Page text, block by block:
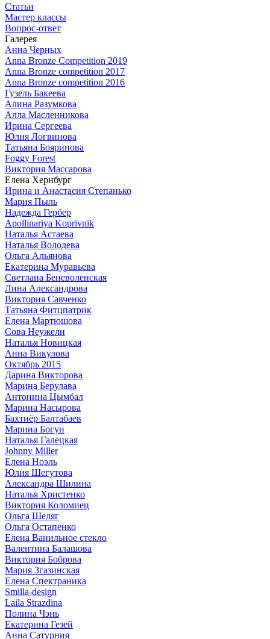
Статьи
Мастер классы
Вопрос-ответ
Галерея
Анна Черных
Anna Bronze Competition 2019
Anna Bronze competition 2017
Anna Bronze competition 2016
Гузель Бакеева
Алина Разумкова
Алла Масленникова
Ирина Сергеева
Юлия Логвинова
Татьяна Бояринова
Foggy Forest
Виктория Массарова
Елена Хернбург
Ирина и Анастасия Степанько
Мария Пыль
Надежда Гербер
Apollinariya Koprivnik
Наталья Астаева
Наталья Володева
Ольга Альянова
Екатерина Муравьева
Светлана Беневоленская
Лина Александрова
Виктория Савченко
Татьяна Фитцпатрик
Елена Мартюшова
Сова Неужели
Наталья Новицкая
Анна Викулова
Октябрь 2015
Дарина Викторова
Марина Берулава
Антонина Цымбал
Марина Насырова
Бахтиёр Балтабаев
Марина Богун
Наталья Галецкая
Johnny Miller
Елена Ноэль
Юлия Шегутова
Александра Шилина
Наталья Христенко
Виктория Коломиец
Ольга Шеляг
Ольга Остапенко
Елена Ванильное стекло
Валентина Балашова
Виктория Боброва
Мария Згазинская
Елена Спектраника
Smilla-design
Laila Strazdina
Полина Чэнь
Екатерина Гезей
Анна Сатурния